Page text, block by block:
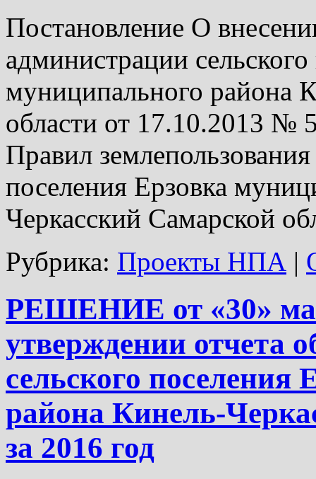
Постановление О
администрации
муниципального района
области от 17.10.2013 №
Правил
поселения Ерзовка
Черкасский Самарской
Рубрика: Проекты НПА |
РЕШЕНИЕ от «30»
утверждении отчета
сельского
района Кинель-
за 2016 год